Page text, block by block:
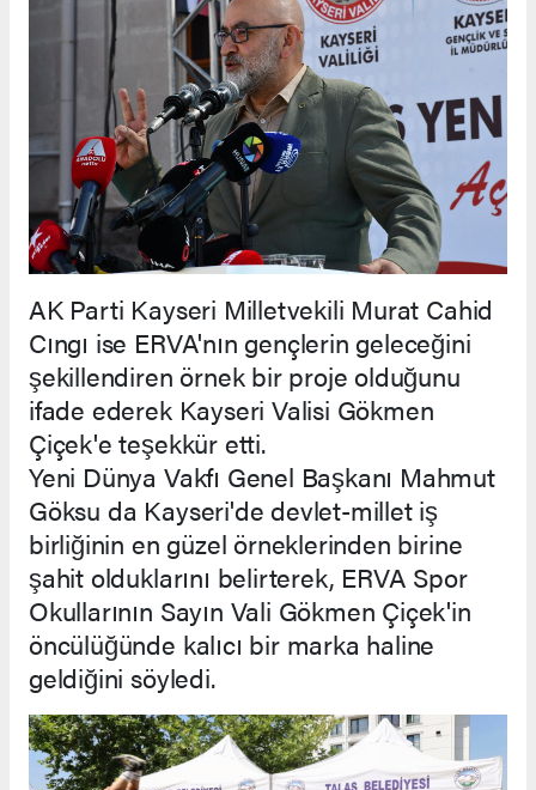
AK Parti Kayseri Milletvekili Murat Cahid
Cıngı ise ERVA'nın gençlerin geleceğini
şekillendiren örnek bir proje olduğunu
ifade ederek Kayseri Valisi Gökmen
Çiçek'e teşekkür etti.
Yeni Dünya Vakfı Genel Başkanı Mahmut
Göksu da Kayseri'de devlet-millet iş
birliğinin en güzel örneklerinden birine
şahit olduklarını belirterek, ERVA Spor
Okullarının Sayın Vali Gökmen Çiçek'in
öncülüğünde kalıcı bir marka haline
geldiğini söyledi.